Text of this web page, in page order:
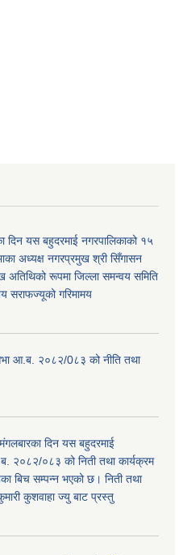
यस बहुदरमाई नगरपालिकाको १५
अध्यक्ष नगरप्रमुख श्री सिँगासन
अतिथिको रूपमा जिल्ला समन्वय समिति
गरिमामय
आ.ब. २०८२/0८३ को नीति तथा
दिन यस बहुदरमाई
२०८२/०८३ को निती तथा कार्यक्रम
बिच सम्पन्न भएको छ। निती तथा
कुशवाहा ज्यु बाट प्रस्तु